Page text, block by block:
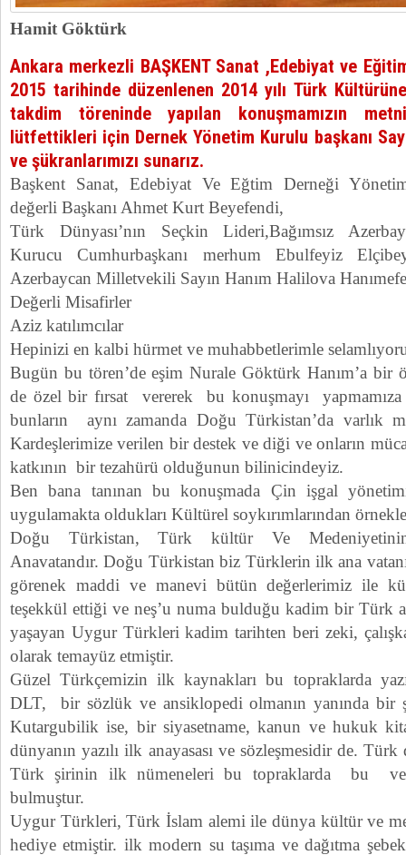
Hamit Göktürk
Ankara merkezli BAŞKENT Sanat ,Edebiyat ve
2015 tarihinde düzenlenen 2014 yılı Türk
takdim töreninde yapılan konuşmamızın
lütfettikleri için Dernek Yönetim Kurulu başkanı
ve şükranlarımızı sunarız.
Başkent Sanat, Edebiyat Ve Eğtim Derneği
değerli Başkanı Ahmet Kurt Beyefendi,
Türk Dünyası’nın Seçkin Lideri,Bağımsız
Kurucu Cumhurbaşkanı merhum Ebulfeyiz
Azerbaycan Milletvekili Sayın Hanım Halilova
Değerli Misafirler
Aziz katılımcılar
Hepinizi en kalbi hürmet ve muhabbetlerimle
Bugün bu tören’de eşim Nurale Göktürk Hanım’a
de özel bir fırsat vererek bu konuşmayı yapmamıza
bunların aynı zamanda Doğu Türkistan’da varlık
Kardeşlerimize verilen bir destek ve diği ve onların
katkının bir tezahürü olduğunun bilinicindeyiz.
Ben bana tanınan bu konuşmada Çin işgal
uygulamakta oldukları Kültürel soykırımlarından
Doğu Türkistan, Türk kültür Ve
Anavatandır. Doğu Türkistan biz Türklerin ilk ana
görenek maddi ve manevi bütün değerlerimiz ile
teşekkül ettiği ve neş’u numa bulduğu kadim bir Türk
yaşayan Uygur Türkleri kadim tarihten beri zeki,
olarak temayüz etmiştir.
Güzel Türkçemizin ilk kaynakları bu topraklarda
DLT, bir sözlük ve ansiklopedi olmanın yanında bir
Kutargubilik ise, bir siyasetname, kanun ve hukuk
dünyanın yazılı ilk anayasası ve sözleşmesidir de.
Türk şirinin ilk nümeneleri bu topraklarda bu ve
bulmuştur.
Uygur Türkleri, Türk İslam alemi ile dünya kültür ve
hediye etmiştir. ilk modern su taşıma ve dağıtma